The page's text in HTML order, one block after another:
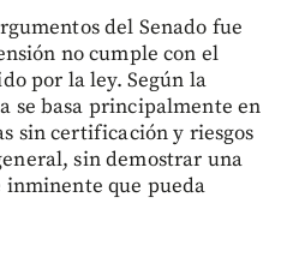
del Senado fue
no cumple con el
por la ley. Según la
se basa principalmente en
sin certificación y riesgos
sin demostrar una
inminente que pueda